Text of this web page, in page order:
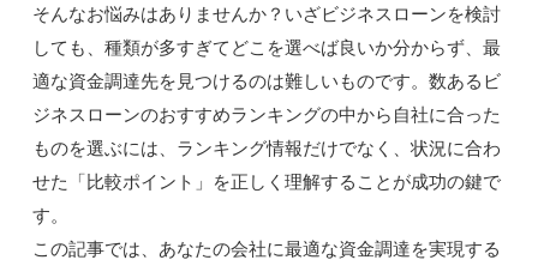
そんなお悩みはありませんか？いざビジネスローンを検討
しても、種類が多すぎてどこを選べば良いか分からず、最
適な資金調達先を見つけるのは難しいものです。数あるビ
ジネスローンのおすすめランキングの中から自社に合った
ものを選ぶには、ランキング情報だけでなく、状況に合わ
せた「比較ポイント」を正しく理解することが成功の鍵で
す。
この記事では、あなたの会社に最適な資金調達を実現する